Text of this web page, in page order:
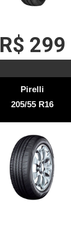
R$ 299
Pirelli
205/55 R16